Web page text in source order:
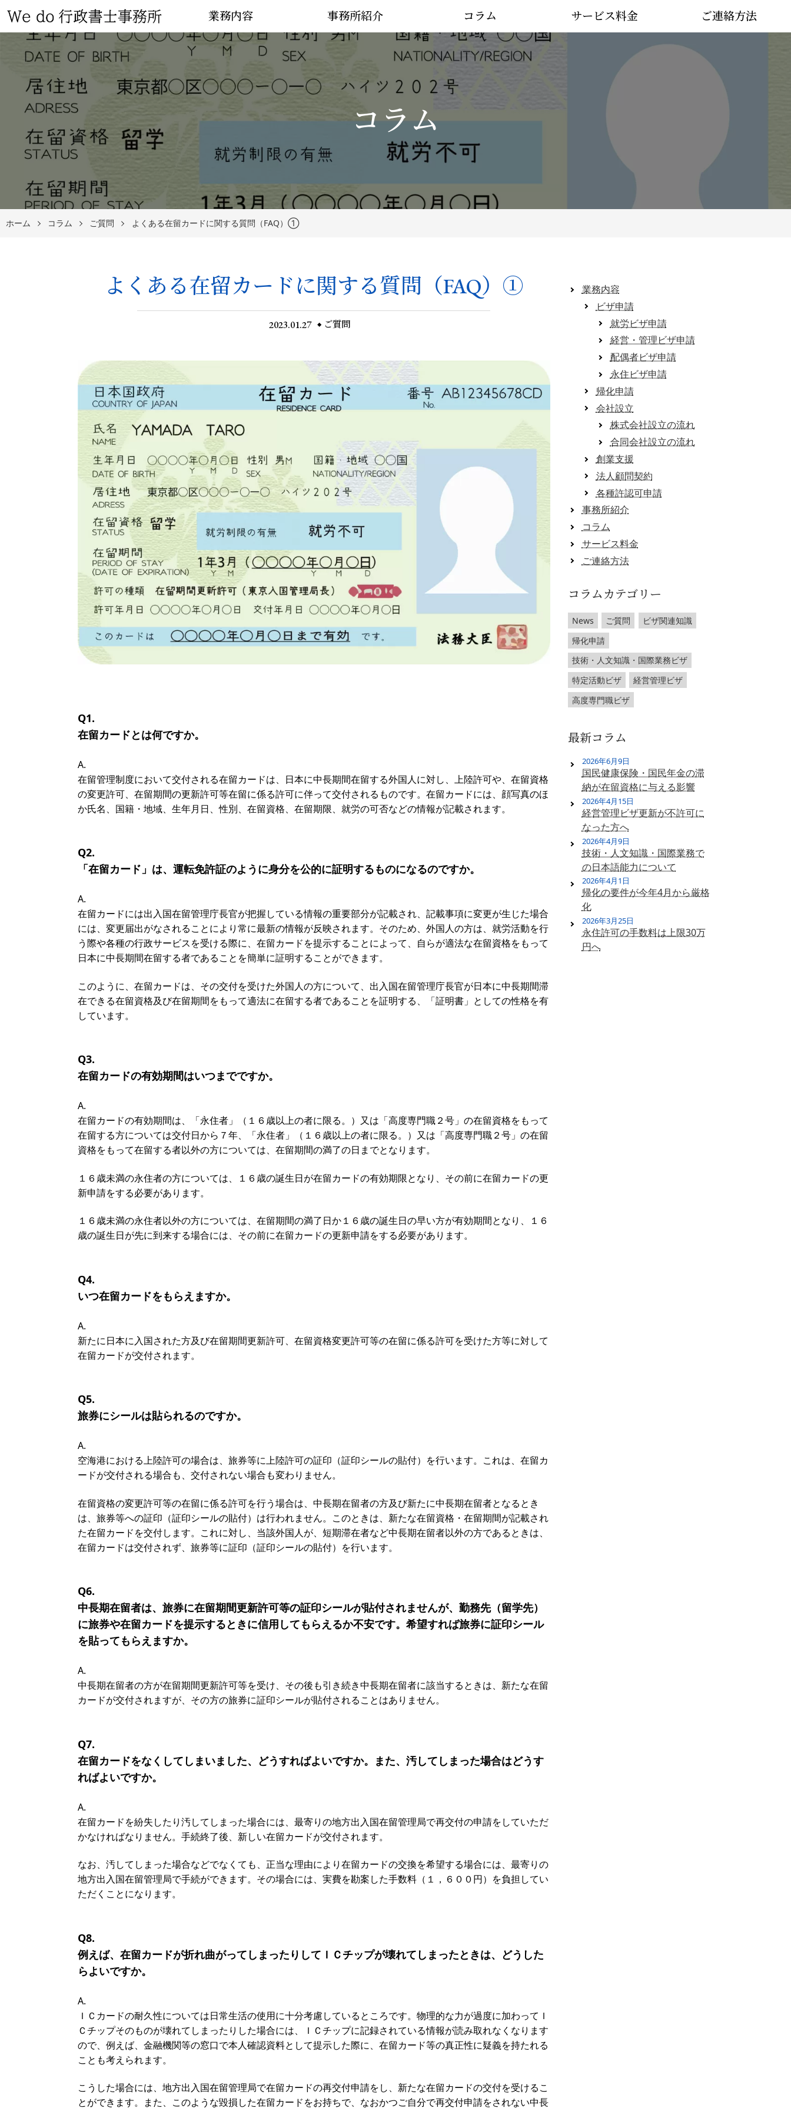
業務内容 事務所紹介 コラム サービス料金 ご連絡方法
コラム
ホーム コラム ご質問 よくある在留カードに関する質問（FAQ）①
よくある在留カードに関する質問（FAQ）①
2023.01.27 ご質問
Q1.
在留カードとは何ですか。
A.
在留管理制度において交付される在留カードは、日本に中長期間在留する外国人に対し、上陸許可や、在留資格
の変更許可、在留期間の更新許可等在留に係る許可に伴って交付されるものです。在留カードには、顔写真のほ
か氏名、国籍・地域、生年月日、性別、在留資格、在留期限、就労の可否などの情報が記載されます。
Q2.
「在留カード」は、運転免許証のように身分を公的に証明するものになるのですか。
A.
在留カードには出入国在留管理庁長官が把握している情報の重要部分が記載され、記載事項に変更が生じた場合
には、変更届出がなされることにより常に最新の情報が反映されます。そのため、外国人の方は、就労活動を行
う際や各種の行政サービスを受ける際に、在留カードを提示することによって、自らが適法な在留資格をもって
日本に中長期間在留する者であることを簡単に証明することができます。
このように、在留カードは、その交付を受けた外国人の方について、出入国在留管理庁長官が日本に中長期間滞
在できる在留資格及び在留期間をもって適法に在留する者であることを証明する、「証明書」としての性格を有
しています。
Q3.
在留カードの有効期間はいつまでですか。
A.
在留カードの有効期間は、「永住者」（１６歳以上の者に限る。）又は「高度専門職２号」の在留資格をもって
在留する方については交付日から７年、「永住者」（１６歳以上の者に限る。）又は「高度専門職２号」の在留
資格をもって在留する者以外の方については、在留期間の満了の日までとなります。
１６歳未満の永住者の方については、１６歳の誕生日が在留カードの有効期限となり、その前に在留カードの更
新申請をする必要があります。
１６歳未満の永住者以外の方については、在留期間の満了日か１６歳の誕生日の早い方が有効期間となり、１６
歳の誕生日が先に到来する場合には、その前に在留カードの更新申請をする必要があります。
Q4.
いつ在留カードをもらえますか。
A.
新たに日本に入国された方及び在留期間更新許可、在留資格変更許可等の在留に係る許可を受けた方等に対して
在留カードが交付されます。
Q5.
旅券にシールは貼られるのですか。
A.
空海港における上陸許可の場合は、旅券等に上陸許可の証印（証印シールの貼付）を行います。これは、在留カ
ードが交付される場合も、交付されない場合も変わりません。
在留資格の変更許可等の在留に係る許可を行う場合は、中長期在留者の方及び新たに中長期在留者となるとき
は、旅券等への証印（証印シールの貼付）は行われません。このときは、新たな在留資格・在留期間が記載され
た在留カードを交付します。これに対し、当該外国人が、短期滞在者など中長期在留者以外の方であるときは、
在留カードは交付されず、旅券等に証印（証印シールの貼付）を行います。
Q6.
中長期在留者は、旅券に在留期間更新許可等の証印シールが貼付されませんが、勤務先（留学先）
に旅券や在留カードを提示するときに信用してもらえるか不安です。希望すれば旅券に証印シール
を貼ってもらえますか。
A.
中長期在留者の方が在留期間更新許可等を受け、その後も引き続き中長期在留者に該当するときは、新たな在留
カードが交付されますが、その方の旅券に証印シールが貼付されることはありません。
Q7.
在留カードをなくしてしまいました、どうすればよいですか。また、汚してしまった場合はどうす
ればよいですか。
A.
在留カードを紛失したり汚してしまった場合には、最寄りの地方出入国在留管理局で再交付の申請をしていただ
かなければなりません。手続終了後、新しい在留カードが交付されます。
なお、汚してしまった場合などでなくても、正当な理由により在留カードの交換を希望する場合には、最寄りの
地方出入国在留管理局で手続ができます。その場合には、実費を勘案した手数料（１，６００円）を負担してい
ただくことになります。
Q8.
例えば、在留カードが折れ曲がってしまったりしてＩＣチップが壊れてしまったときは、どうした
らよいですか。
A.
ＩＣカードの耐久性については日常生活の使用に十分考慮しているところです。物理的な力が過度に加わってＩ
Ｃチップそのものが壊れてしまったりした場合には、ＩＣチップに記録されている情報が読み取れなくなります
ので、例えば、金融機関等の窓口で本人確認資料として提示した際に、在留カード等の真正性に疑義を持たれる
ことも考えられます。
こうした場合には、地方出入国在留管理局で在留カードの再交付申請をし、新たな在留カードの交付を受けるこ
とができます。また、このような毀損した在留カードをお持ちで、なおかつご自分で再交付申請をされない中長
業務内容
ビザ申請
就労ビザ申請
経営・管理ビザ申請
配偶者ビザ申請
永住ビザ申請
帰化申請
会社設立
株式会社設立の流れ
合同会社設立の流れ
創業支援
法人顧問契約
各種許認可申請
事務所紹介
コラム
サービス料金
ご連絡方法
コラムカテゴリー
News ご質問
ビザ関連知識
帰化申請
技術・人文知識・国際業務ビザ
特定活動ビザ
経営管理ビザ
高度専門職ビザ
最新コラム
2026年6月9日
国民健康保険・国民年金の滞
納が在留資格に与える影響
2026年4月15日
経営管理ビザ更新が不許可に
なった方へ
2026年4月9日
技術・人文知識・国際業務で
の日本語能力について
2026年4月1日
帰化の要件が今年4月から厳格
化
2026年3月25日
永住許可の手数料は上限30万
円へ